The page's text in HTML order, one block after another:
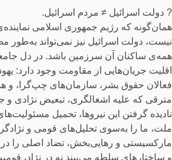
? دولت اسرائیل ≠ مردم اسرائیل.
همان‌گونه که رژیم جمهوری اسلامی
نیست، دولت اسرائیل نیز نمی‌تواند به‌طور
همه‌ی ساکنان آن سرزمین باشد. در دل
اقلیت جریان‌هایی از مقاومت وجود دارد:
فعالان حقوق بشر، سازمان‌های چپ‌گرا، و
مترقی که علیه اشغالگری، تبعیض نژادی و
نادیده گرفتن این نیروها، تحمیل
ملت، ما را به‌سوی تحلیل‌های قومی و
مارکسیستی و رهایی‌بخش، تضاد اصلی را
و ساختارهای سلطه می‌بیند نه در نژاد،